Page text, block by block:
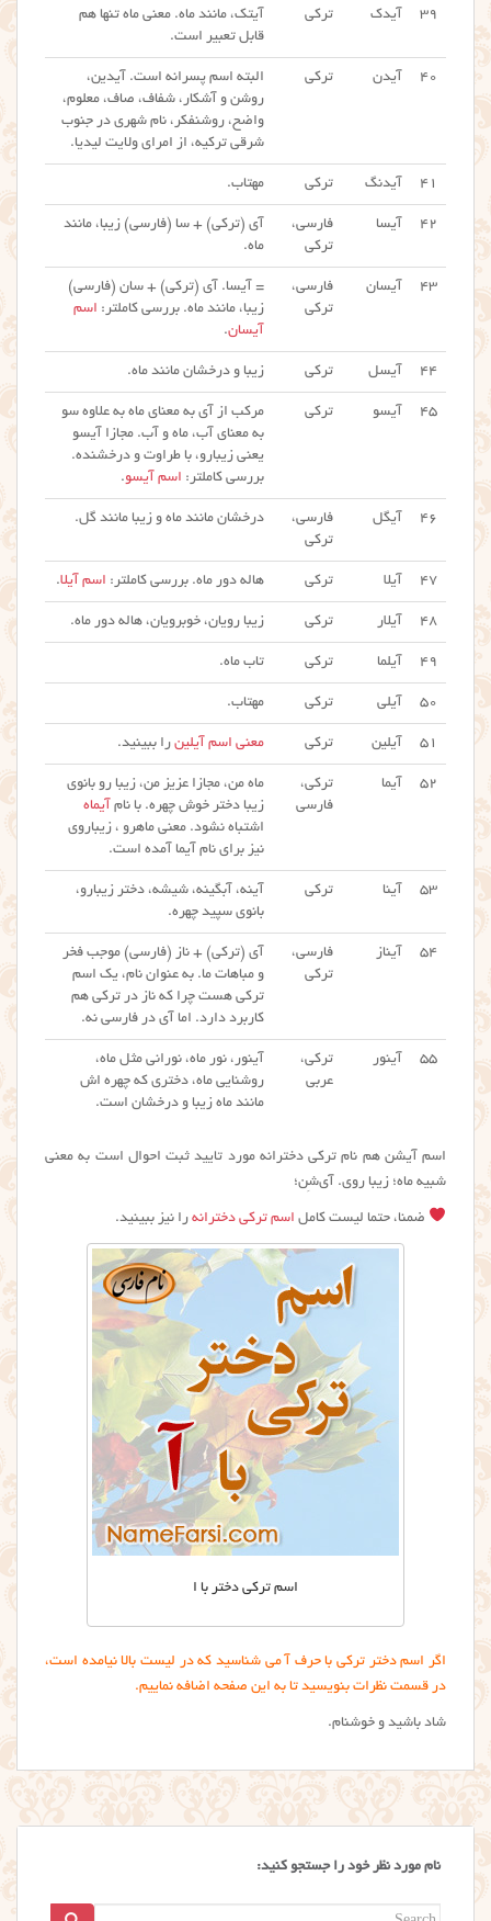
۳۹ آیدک ترکی
آیتک، مانند ماه. معنی ماه تنها هم
قابل تعبیر است.
۴۰ آیدن ترکی
البته اسم پسرانه است. آیدین،
روشن و آشکار، شفاف، صاف، معلوم،
واضح، روشنفکر، نام شهری در جنوب
شرقی ترکیه، از امرای ولایت لیدیا.
۴۱ آیدنگ ترکی مهتاب.
۴۲ آیسا
فارسی،
ترکی
آی (ترکی) + سا (فارسی) زیبا، مانند
ماه.
۴۳ آیسان
فارسی،
ترکی
= آیسا. آی (ترکی) + سان (فارسی)
زیبا، مانند ماه. بررسی کاملتر: اسم
آیسان.
۴۴ آیسل ترکی زیبا و درخشان مانند ماه.
۴۵ آیسو ترکی
مرکب از آی به معنای ماه به علاوه سو
به معنای آب، ماه و آب. مجازا آیسو
یعنی زیبارو، با طراوت و درخشنده.
بررسی کاملتر: اسم آیسو.
۴۶ آیگل
فارسی،
ترکی
درخشان مانند ماه و زیبا مانند گل.
۴۷ آیلا ترکی هاله دور ماه. بررسی کاملتر: اسم آیلا.
۴۸ آیلار ترکی زیبا رویان، خوبرویان، هاله دور ماه.
۴۹ آیلما ترکی تاب ماه.
۵۰ آیلی ترکی مهتاب.
۵۱ آیلین ترکی معنی اسم آیلین را ببینید.
۵۲ آیما
ترکی،
فارسی
ماه من، مجازا عزیز من، زیبا رو بانوی
زیبا دختر خوش چهره. با نام آیماه
اشتباه نشود. معنی ماهرو ، زیباروی
نیز برای نام آیما آمده است.
۵۳ آینا ترکی
آینه، آبگینه، شیشه، دختر زیبارو،
بانوی سپید چهره.
۵۴ آیناز
فارسی،
ترکی
آی (ترکی) + ناز (فارسی) موجب فخر
و مباهات ما. به عنوان نام، یک اسم
ترکی هست چرا که ناز در ترکی هم
کاربرد دارد. اما آی در فارسی نه.
۵۵ آینور
ترکی،
عربی
آینور، نور ماه، نورانی مثل ماه،
روشنایی ماه، دختری که چهره اش
مانند ماه زیبا و درخشان است.
اسم آیشن هم نام ترکی دخترانه مورد تایید ثبت احوال است به معنی
شبیه ماه؛ زیبا روی. آی‌شِن؛
ضمنا، حتما لیست کامل اسم ترکی دخترانهرا نیز ببینید.
اسم ترکی دختر با ا
اگر اسم دختر ترکی با حرف آ می شناسید که در لیست بالا نیامده است،
در قسمت نظرات بنویسید تا به این صفحه اضافه نماییم.
شاد باشید و خوشنام.
نام مورد نظر خود را جستجو کنید:
Search